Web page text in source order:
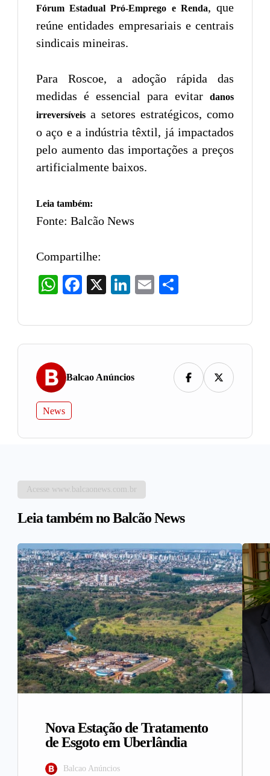
Fórum Estadual Pró-Emprego e Renda, que
reúne entidades empresariais e centrais
sindicais mineiras.
Para Roscoe, a adoção rápida das
medidas é essencial para evitar
danos
irreversíveis a setores estratégicos, como
o aço e a indústria têxtil, já impactados
pelo aumento das importações a preços
artificialmente baixos.
Leia também:
Fonte: Balcão News
Compartilhe:
WhatsAppFacebook LinkedIn
Email
Balcao Anúncios
News
Acesse www.balcaonews.com.br
Leia também no Balcão News
Nova Estação de Tratamento
de Esgoto em Uberlândia
Balcao Anúncios